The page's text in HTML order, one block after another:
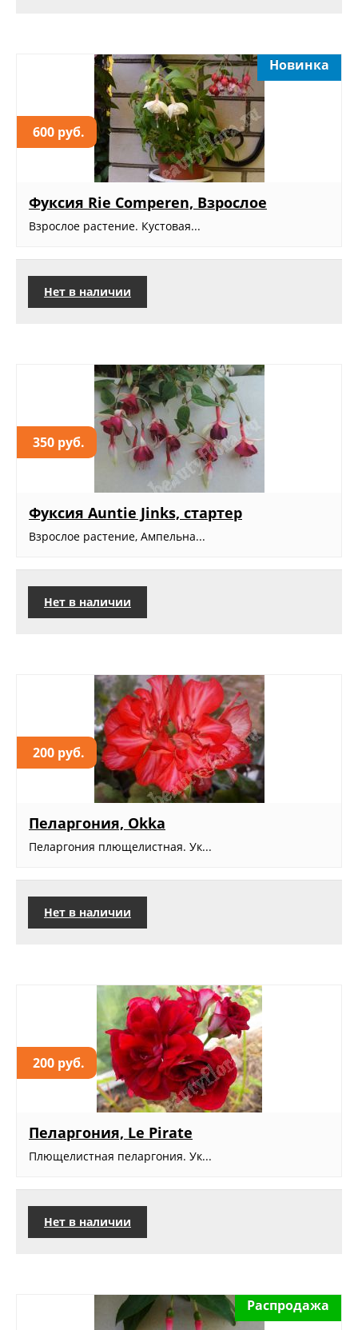
600 руб.
Новинка
Фуксия Rie Comperen, Взрослое
Взрослое растение. Кустовая...
Нет в наличии
350 руб.
Фуксия Auntie Jinks, стартер
Взрослое растение, Ампельна...
Нет в наличии
200 руб.
Пеларгония, Okka
Пеларгония плющелистная. Ук...
Нет в наличии
200 руб.
Пеларгония, Le Pirate
Плющелистная пеларгония. Ук...
Нет в наличии
Распродажа